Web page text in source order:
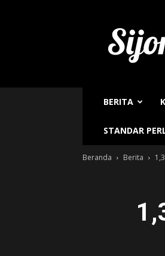
Today
BERITA
STANDAR
Beranda Berita